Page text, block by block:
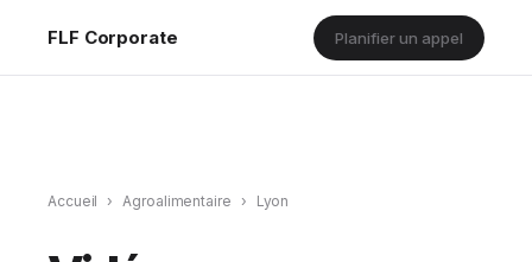
FLF Corporate Planifier un appel
Accueil › Agroalimentaire › Lyon